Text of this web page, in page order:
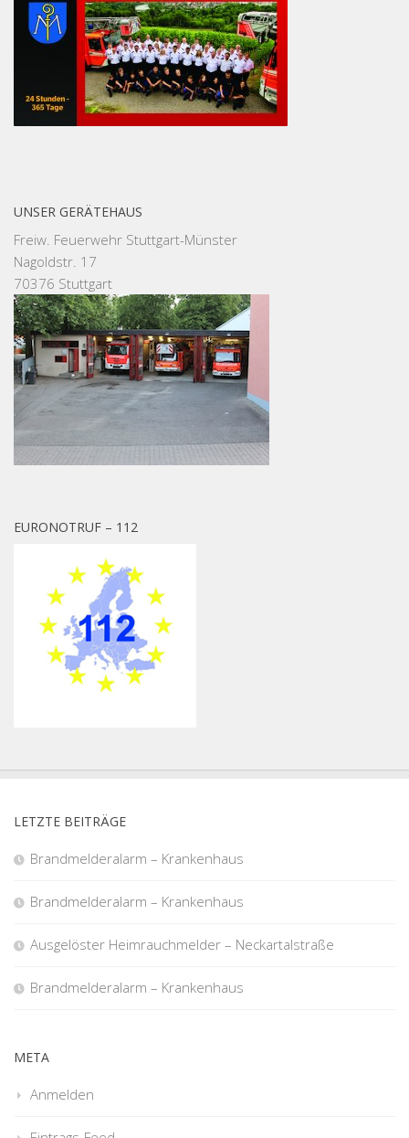
UNSER GERÄTEHAUS
Freiw. Feuerwehr Stuttgart-Münster
Nagoldstr. 17
70376 Stuttgart
EURONOTRUF – 112
LETZTE BEITRÄGE
Brandmelderalarm – Krankenhaus
Brandmelderalarm – Krankenhaus
Ausgelöster Heimrauchmelder – Neckartalstraße
Brandmelderalarm – Krankenhaus
META
Anmelden